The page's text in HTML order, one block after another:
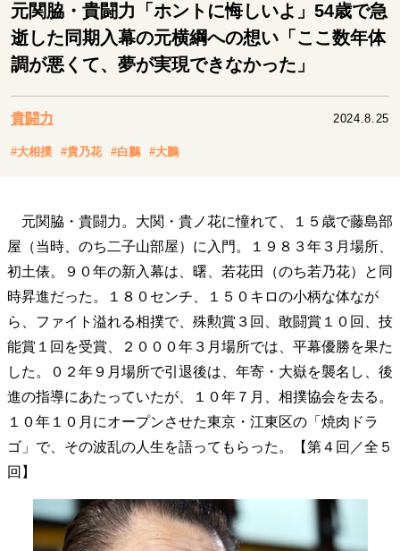
表現者の葛藤
人生が動いた日 10代の挫折と原点
セカンドキャリアの描き方
夢を掴む選択
経営・ビジネス
トップが描く未来
マインドセット
重圧との向き合い方 一流のルーティン
20代の現在地
忘れられない言葉
10代・20代の土台
ライフスタイル・生き方
40代からの景色 50代のリアル
美しさの哲学
パートナーとの歩み方
親になるということ
病が教えてくれたこと
移住という選択
元関脇・貴闘力「ホントに悔しいよ」54歳で急
逝した同期入幕の元横綱への想い「ここ数年体
調が悪くて、夢が実現できなかった」
貴闘力 2024.8.25
#大相撲 #貴乃花 #白鵬 #大鵬
元関脇・貴闘力。大関・貴ノ花に憧れて、１５歳で藤島部
屋（当時、のち二子山部屋）に入門。１９８３年３月場所、
初土俵。９０年の新入幕は、曙、若花田（のち若乃花）と同
時昇進だった。１８０センチ、１５０キロの小柄な体なが
ら、ファイト溢れる相撲で、殊勲賞３回、敢闘賞１０回、技
能賞１回を受賞、２０００年３月場所では、平幕優勝を果た
した。０２年９月場所で引退後は、年寄・大嶽を襲名し、後
進の指導にあたっていたが、１０年７月、相撲協会を去る。
１０年１０月にオープンさせた東京・江東区の「焼肉ドラ
ゴ」で、その波乱の人生を語ってもらった。【第４回／全５
回】